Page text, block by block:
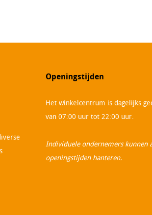
Openingstijden
Het winkelcentrum is dagelijks
van 07:00 uur tot 22:00 uur.
Individuele ondernemers kunnen
openingstijden hanteren.